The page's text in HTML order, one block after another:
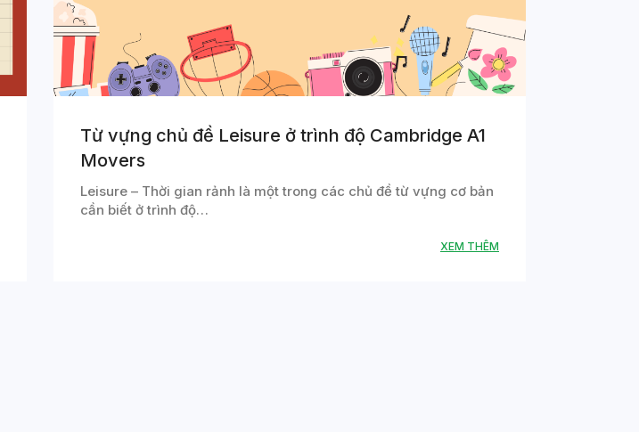
Từ vựng chủ đề Leisure ở trình độ Cambridge A1
Movers
Leisure – Thời gian rảnh là một trong các chủ đề từ vựng cơ bản
cần biết ở trình độ…
XEM THÊM